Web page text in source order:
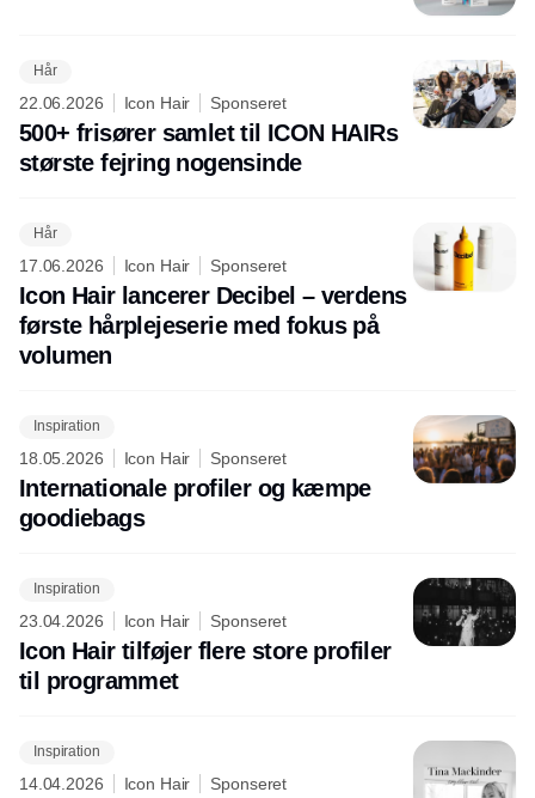
Hår
22.06.2026 Icon Hair Sponseret
500+ frisører samlet til ICON HAIRs
største fejring nogensinde
Hår
17.06.2026 Icon Hair Sponseret
Icon Hair lancerer Decibel – verdens
første hårplejeserie med fokus på
volumen
Inspiration
18.05.2026 Icon Hair Sponseret
Internationale profiler og kæmpe
goodiebags
Inspiration
23.04.2026 Icon Hair Sponseret
Icon Hair tilføjer flere store profiler
til programmet
Inspiration
14.04.2026 Icon Hair Sponseret